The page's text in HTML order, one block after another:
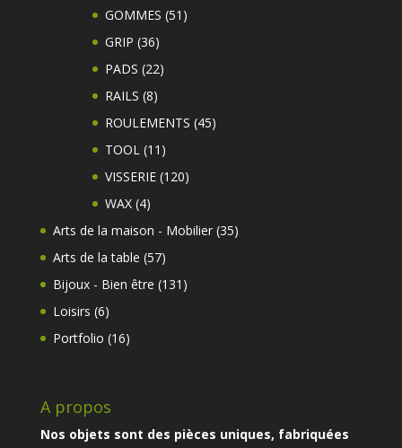
GOMMES 51 51
GRIP 3636
produits
PADS 2222
RAILS 88
produits
ROULEMENTS 4545
TOOL 11 11
produits
VISSERIE 120120
WAX 44
produits
Arts de la maison - Mobilier 3535
Arts de la table 5757
produits
Bijoux - Bien être 131 131
Loisirs 66
produits
Portfolio 1616
A propos
Nos objets sont des pièces uniques, fabriquées